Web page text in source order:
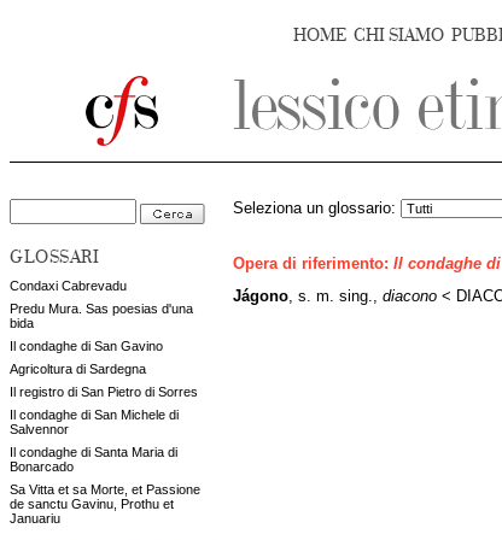
HOME CHI SIAMO
GLOSSARI
Condaxi Cabrevadu
Predu Mura. Sas poesias d'una
bida
Il condaghe di San Gavino
Agricoltura di Sardegna
Il registro di San Pietro di Sorres
Il condaghe di San Michele di
Salvennor
Il condaghe di Santa Maria di
Bonarcado
Sa Vitta et sa Morte, et Passione
de sanctu Gavinu, Prothu et
Januariu
Seleziona un glossario:
Opera di riferimento: Il condaghe
Jágono , s. m. sing., diacono <